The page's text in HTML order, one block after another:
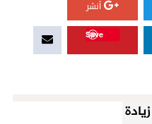
أنشر
Save
زيادة